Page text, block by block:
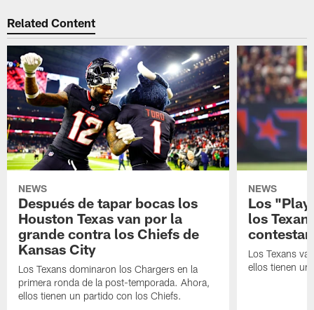
Related Content
NEWS
Después de tapar bocas los
Houston Texas van por la
grande contra los Chiefs de
Kansas City
Los Texans dominaron los Chargers en la
primera ronda de la post-temporada. Ahora,
ellos tienen un partido con los Chiefs.
NEWS
Los
los
contestar
Los Texans
ellos tienen un